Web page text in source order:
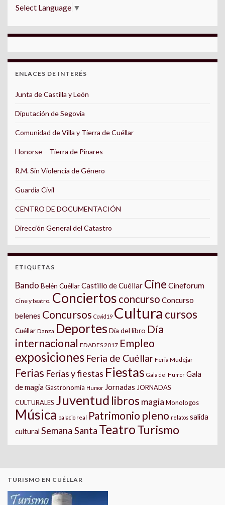
Select Language ▼
ENLACES DE INTERÉS
Junta de Castilla y León
Diputación de Segovia
Comunidad de Villa y Tierra de Cuéllar
Honorse – Tierra de Pinares
R.M. Sin Violencia de Género
Guardia Civil
CENTRO DE DOCUMENTACIÓN
Dirección General del Catastro
ETIQUETAS
Bando Belén CuéllarCastillo de Cuéllar Cine Cineforum
Cine y teatro. Conciertos concurso Concurso
belenes Concursos Covid19 Cultura cursos
Cuéllar Danza Deportes Día del libro Día
internacional EDADES 2017 Empleo
exposiciones Feria de Cuéllar Feria Mudéjar
Ferias Ferias y fiestas Fiestas Gala del Humor Gala
de magia Gastronomía Humor Jornadas JORNADAS
CULTURALES Juventud libros magia Monologos
Música palacio real Patrimonio pleno relatos salida
cultural Semana Santa TeatroTurismo
TURISMO EN CUÉLLAR